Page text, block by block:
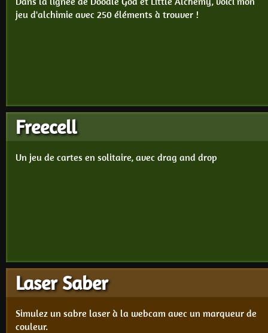
jeu d'alchimie avec 250 éléments à trouver !
Freecell
Un jeu de cartes en solitaire, avec drag and drop
Laser Saber
Simulez un sabre laser à la webcam avec un marqueur de
couleur.